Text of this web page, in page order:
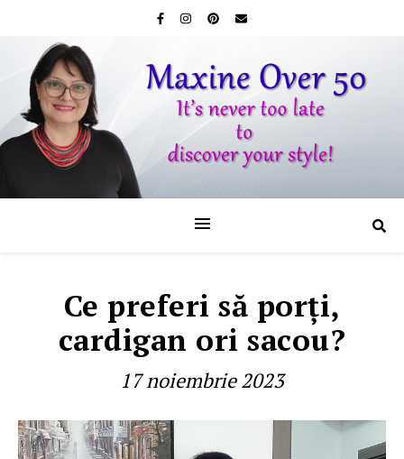
Ce preferi să porţi,
cardigan ori sacou?
17 noiembrie 2023